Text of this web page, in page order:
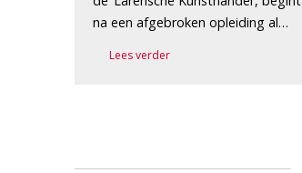
na een afgebroken opleiding al…
Lees verder